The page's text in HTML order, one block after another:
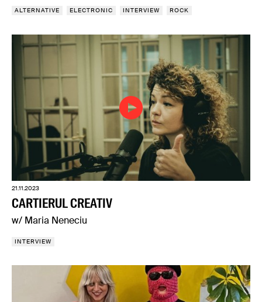
ALTERNATIVE ELECTRONIC INTERVIEW ROCK
21.11.2023
CARTIERUL CREATIV
w/ Maria Neneciu
INTERVIEW